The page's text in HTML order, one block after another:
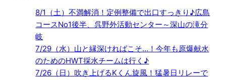
8/1（土）不満解消！定例整備で出口すっきり♪広島
コースNo1後半、呉野外活動センター～深山の滝分
岐
7/29（水）山と縁深ければこそ…！今年も原爆献水
のためのHWT採水チームは行く♪
7/26（日）吹き上げるKくん旋風！猛暑日リレーで